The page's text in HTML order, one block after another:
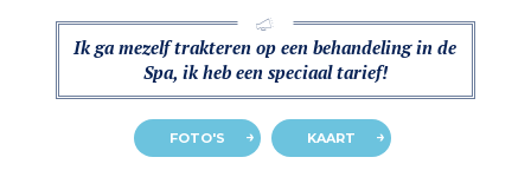
Ik ga mezelf trakteren op een behandeling in de
Spa, ik heb een speciaal tarief!
FOTO'S KAART